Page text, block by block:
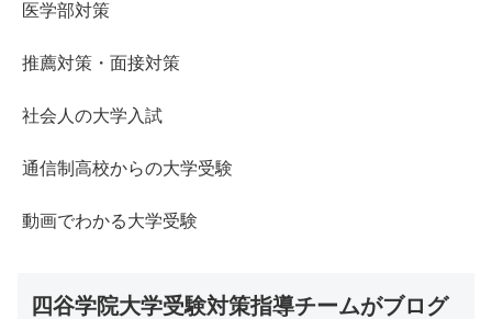
医学部対策
推薦対策・面接対策
社会人の大学入試
通信制高校からの大学受験
動画でわかる大学受験
四谷学院大学受験対策指導チームがブログ